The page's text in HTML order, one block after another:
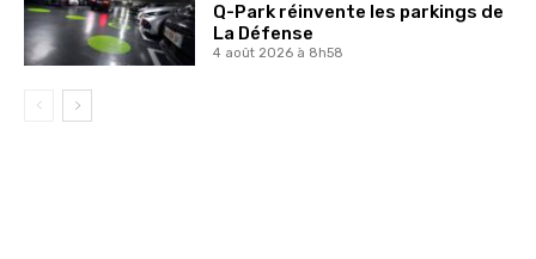
Q-Park réinvente les parkings de
La Défense
4 août 2026 à 8h58